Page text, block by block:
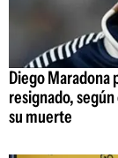
Diego Maradona
resignado,
su muerte